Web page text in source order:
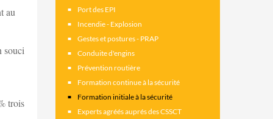
au
souci
trois
Port des EPI
Incendie - Explosion
Gestes et postures - PRAP
Conduite d'engins
Prévention routière
Formation continue à la sécurité
Formation initiale à la sécurité
Experts agréés auprés des CSSCT